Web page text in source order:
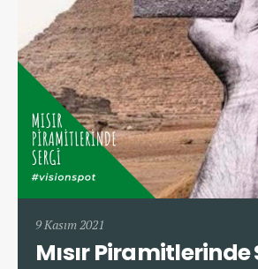
9 Kasım 2021
Mısır Piramitlerinde